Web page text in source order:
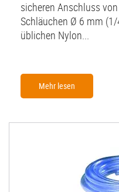
sicheren Anschluss
Schläuchen Ø 6 mm
üblichen Nylon...
Mehr lesen